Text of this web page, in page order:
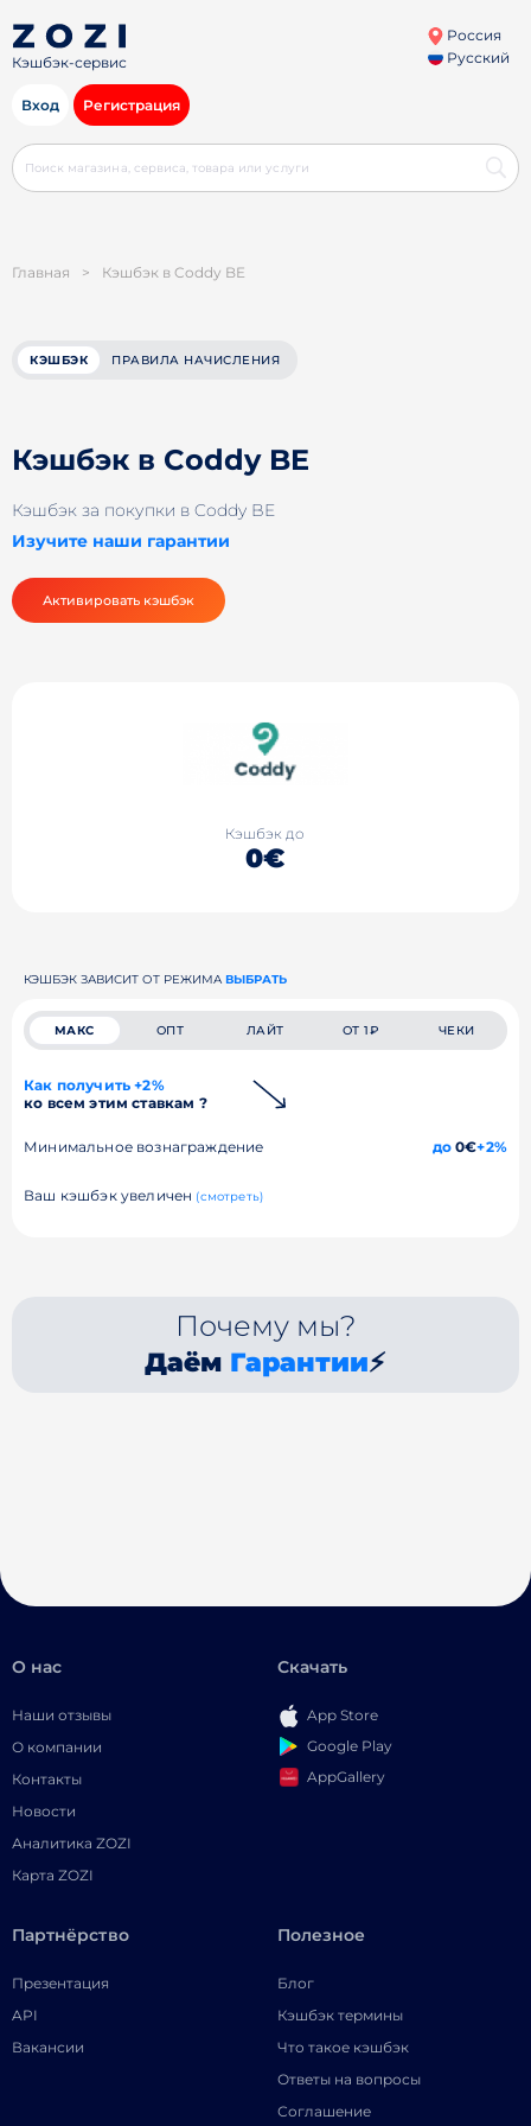
Кэшбэк-сервис
Россия
Русский
Вход Регистрация
Главная > Кэшбэк в Coddy BE
КЭШБЭК ПРАВИЛА НАЧИСЛЕНИЯ
Кэшбэк в Coddy BE
Кэшбэк за покупки в Coddy BE
Изучите наши гарантии
Активировать кэшбэк
Кэшбэк до
0€
КЭШБЭК ЗАВИСИТ ОТ РЕЖИМА ВЫБРАТЬ
МАКС ОПТ ЛАЙТ ОТ 1₽ ЧЕКИ
Как получить +2%
ко всем этим ставкам ?
Минимальное вознаграждение до0€+2%
Ваш кэшбэк увеличен (смотреть)
Почему мы?
Даём Гарантии⚡
О нас
Наши отзывы
О компании
Контакты
Новости
Аналитика ZOZI
Карта ZOZI
Скачать
App Store
Google Play
AppGallery
Партнёрство
Презентация
API
Вакансии
Полезное
Блог
Кэшбэк термины
Что такое кэшбэк
Ответы на вопросы
Соглашение